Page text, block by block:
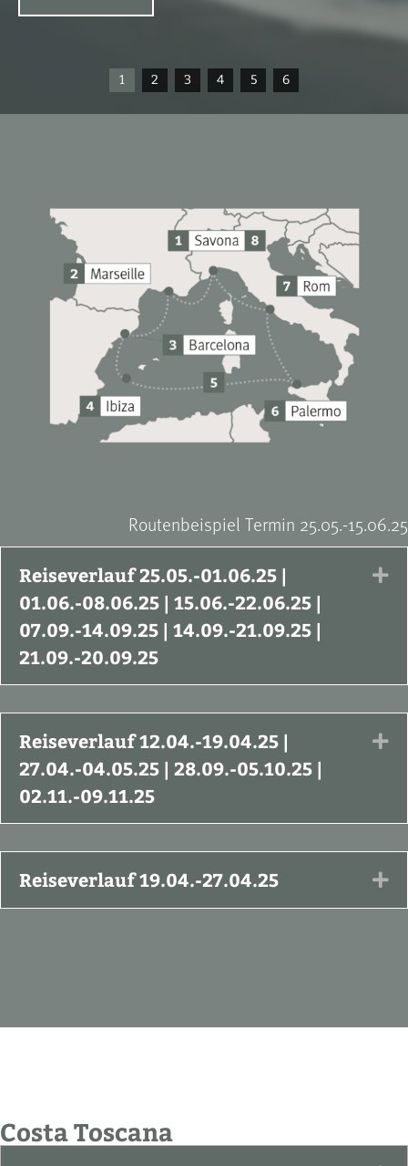
1 2 3 4 5 6
Routenbeispiel Termin 25.05.-15.06.25
Reiseverlauf 25.05.-01.06.25 |
01.06.-08.06.25 | 15.06.-22.06.25 |
07.09.-14.09.25 | 14.09.-21.09.25 |
21.09.-20.09.25
Reiseverlauf 12.04.-19.04.25 |
27.04.-04.05.25 | 28.09.-05.10.25 |
02.11.-09.11.25
Reiseverlauf 19.04.-27.04.25
Costa Toscana